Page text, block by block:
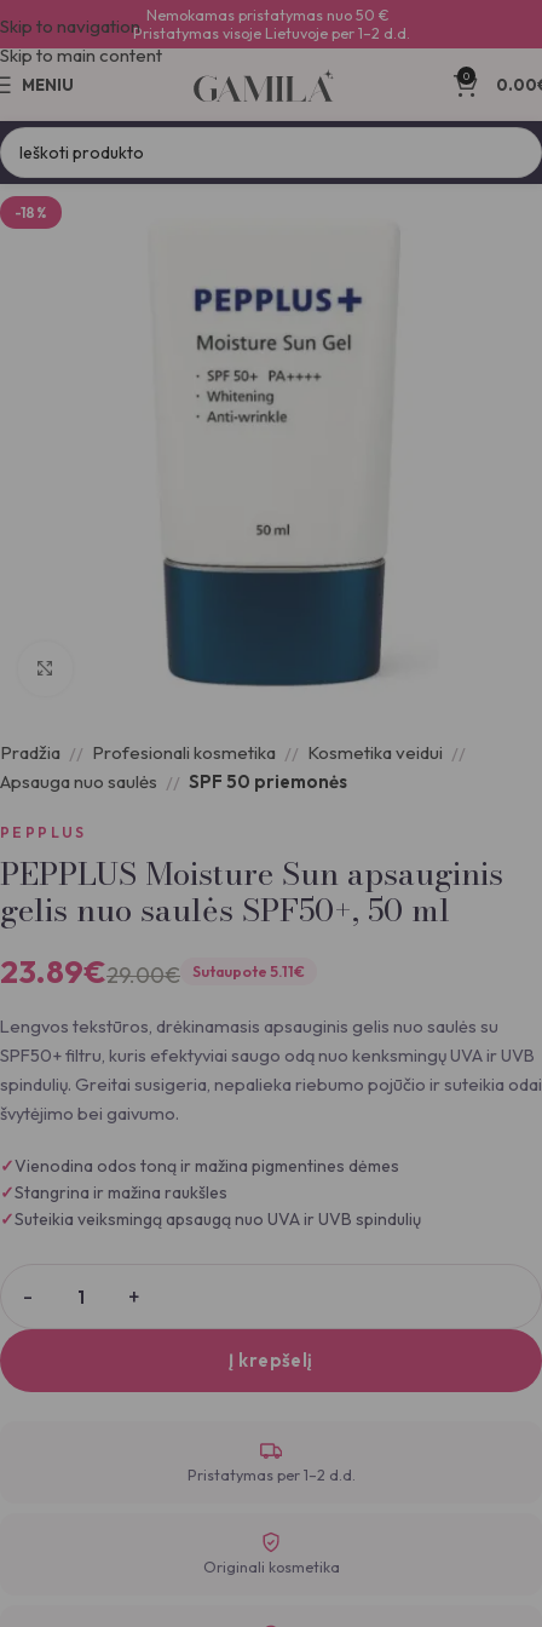
Skip to navigation
Skip to main content
Nemokamas pristatymas nuo 50 €
Pristatymas visoje Lietuvoje per 1–2 d.d.
MENIU 0 0.00
-18%
Padidinti nuotrauką
Pradžia Profesionali kosmetika
Kosmetika veidui
Apsauga nuo saulės
SPF 50 priemonės
PEPPLUS
PEPPLUS Moisture Sun apsauginis
gelis nuo saulės SPF50+, 50 ml
29.00€
23.89€ Sutaupote5.11€
Lengvos tekstūros, drėkinamasis apsauginis gelis nuo saulės su
SPF50+ filtru, kuris efektyviai saugo odą nuo kenksmingų UVA ir UVB
spindulių. Greitai susigeria, nepalieka riebumo pojūčio ir suteikia odai
švytėjimo bei gaivumo.
Vienodina odos toną ir mažina pigmentines dėmes
Stangrina ir mažina raukšles
Suteikia veiksmingą apsaugą nuo UVA ir UVB spindulių
Į krepšelį
Pristatymas per 1–2 d.d.
Originali kosmetika